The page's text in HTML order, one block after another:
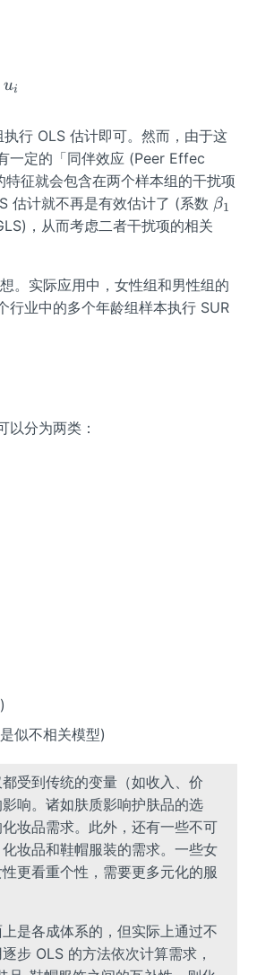
+ \beta_2 Y_i + u_{i}
ui
执行 OLS 估计即可。然而，由于这
一定的「同伴效应 (Peer Effec
征就会包含在两个样本组的干扰项
估计就不再是有效估计了 (系数 \b
β1
，从而考虑二者干扰项的相关
。实际应用中，女性组和男性组的
行业中的多个年龄组样本执行 SUR
以分为两类：
似不相关模型)
受到传统的变量（如收入、价
响。诸如肤质影响护肤品的选
妆品需求。此外，还有一些不可
妆品和鞋帽服装的需求。一些女
更看重个性，需要更多元化的服
是各成体系的，但实际上通过不
步 OLS 的方法依次计算需求，